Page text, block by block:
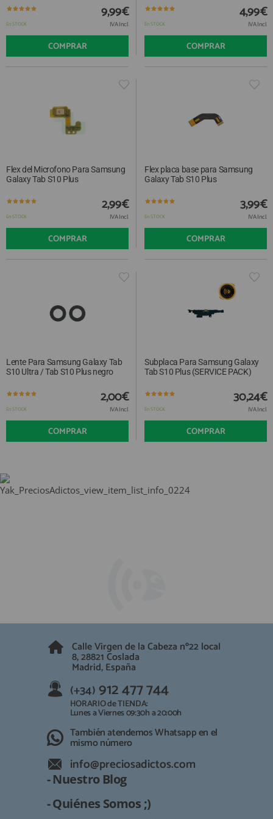
GUÍA DE COMPRA
912 477 744
HORARIO de TIENDA:
También atendemos Whatsapp
REGISTRO PROFESIONAL
En STOCK
9,99€
IVA Incl.
COMPRAR
En STOCK
4,99€
IVA Incl.
COMPRAR
Flex del Microfono Para Samsung
Galaxy Tab S10 Plus
En STOCK
2,99€
IVA Incl.
COMPRAR
Flex placa base para Samsung
Galaxy Tab S10 Plus
En STOCK
3,99€
IVA Incl.
COMPRAR
Lente Para Samsung Galaxy Tab
S10 Ultra / Tab S10 Plus negro
En STOCK
2,00€
IVA Incl.
COMPRAR
Subplaca Para Samsung Galaxy
Tab S10 Plus (SERVICE PACK)
En STOCK
30,24€
IVA Incl.
COMPRAR
Calle Virgen de la Cabeza nº22 local
8, 28821 Coslada
Madrid, España
(+34) 912 477 744
HORARIO de TIENDA:
Lunes a Viernes 09:30h a 20:00h
También atendemos Whatsapp en el
mismo número
info@preciosadictos.com
- Nuestro Blog
- Quiénes Somos ;)